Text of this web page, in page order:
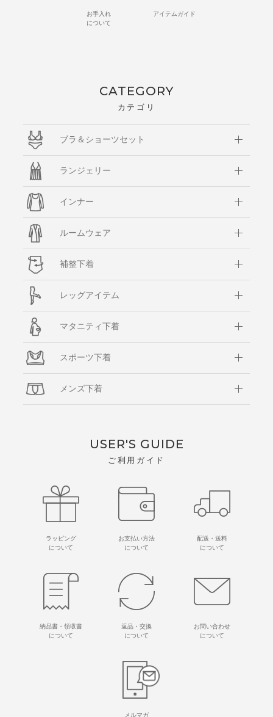
お手入れ
について
アイテムガイド
CATEGORY
カテゴリ
ブラ＆ショーツセット
ランジェリー
インナー
ルームウェア
補整下着
レッグアイテム
マタニティ下着
スポーツ下着
メンズ下着
USER'S GUIDE
ご利用ガイド
ラッピング
について
お支払い方法
について
配送・送料
について
納品書・領収書
について
返品・交換
について
お問い合わせ
について
メルマガ